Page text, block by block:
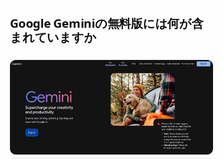
Google Geminiの無料版には何が含
まれていますか